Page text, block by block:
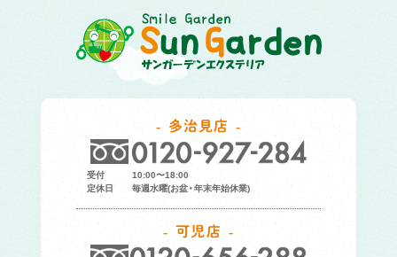
多治見店
受付
10:00〜18:00
定休日
毎週水曜(お盆・年末年始休業)
可児店